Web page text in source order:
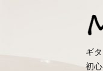
ギ
初